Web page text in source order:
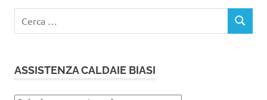
CERCA
ASSISTENZA CALDAIE BIASI